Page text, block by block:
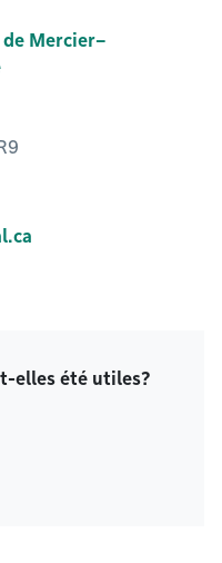
Mercier–
elles été utiles?